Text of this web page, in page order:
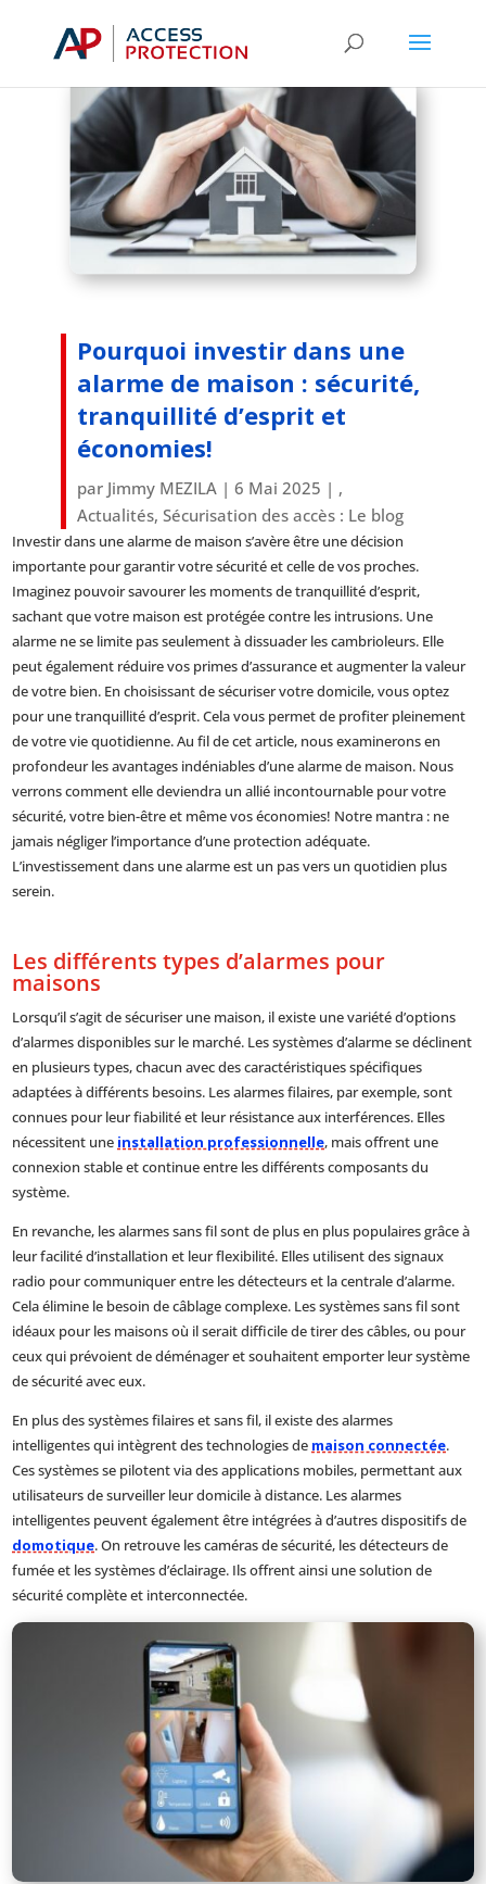
Catégories
Pourquoi investir dans une
alarme de maison : sécurité,
tranquillité d’esprit et
économies!
par Jimmy MEZILA | 6 Mai 2025 | ,
Actualités, Sécurisation des accès : Le blog
Investir dans une alarme de maison s’avère être une décision
importante pour garantir votre sécurité et celle de vos proches.
Imaginez pouvoir savourer les moments de tranquillité d’esprit,
sachant que votre maison est protégée contre les intrusions. Une
alarme ne se limite pas seulement à dissuader les cambrioleurs. Elle
peut également réduire vos primes d’assurance et augmenter la valeur
de votre bien. En choisissant de sécuriser votre domicile, vous optez
pour une tranquillité d’esprit. Cela vous permet de profiter pleinement
de votre vie quotidienne. Au fil de cet article, nous examinerons en
profondeur les avantages indéniables d’une alarme de maison. Nous
verrons comment elle deviendra un allié incontournable pour votre
sécurité, votre bien-être et même vos économies! Notre mantra : ne
jamais négliger l’importance d’une protection adéquate.
L’investissement dans une alarme est un pas vers un quotidien plus
serein.
Les différents types d’alarmes pour
maisons
Lorsqu’il s’agit de sécuriser une maison, il existe une variété d’options
d’alarmes disponibles sur le marché. Les systèmes d’alarme se déclinent
en plusieurs types, chacun avec des caractéristiques spécifiques
adaptées à différents besoins. Les alarmes filaires, par exemple, sont
connues pour leur fiabilité et leur résistance aux interférences. Elles
nécessitent une installation professionnelle, mais offrent une
connexion stable et continue entre les différents composants du
système.
En revanche, les alarmes sans fil sont de plus en plus populaires grâce à
leur facilité d’installation et leur flexibilité. Elles utilisent des signaux
radio pour communiquer entre les détecteurs et la centrale d’alarme.
Cela élimine le besoin de câblage complexe. Les systèmes sans fil sont
idéaux pour les maisons où il serait difficile de tirer des câbles, ou pour
ceux qui prévoient de déménager et souhaitent emporter leur système
de sécurité avec eux.
En plus des systèmes filaires et sans fil, il existe des alarmes
intelligentes qui intègrent des technologies de maison connectée.
Ces systèmes se pilotent via des applications mobiles, permettant aux
utilisateurs de surveiller leur domicile à distance. Les alarmes
intelligentes peuvent également être intégrées à d’autres dispositifs de
domotique. On retrouve les caméras de sécurité, les détecteurs de
fumée et les systèmes d’éclairage. Ils offrent ainsi une solution de
sécurité complète et interconnectée.